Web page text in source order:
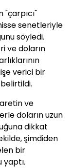
senetleriyle
söyledi.
ve doların
verici bir
ve
doların uzun
dikkat
şimdiden
bir